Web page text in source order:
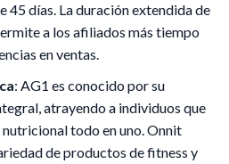
45 días. La duración extendida de
a los afiliados más tiempo
en ventas.
: AG1 es conocido por su
atrayendo a individuos que
nutricional todo en uno. Onnit
de productos de fitness y